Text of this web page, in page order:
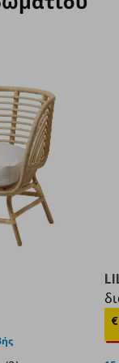
€ €